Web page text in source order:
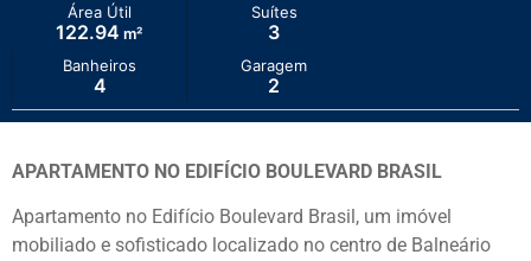
Área Útil
122.94 m²
Suítes
3
Banheiros
4
Garagem
2
APARTAMENTO NO EDIFÍCIO BOULEVARD BRASIL
Apartamento no Edifício Boulevard Brasil, um imóvel
mobiliado e sofisticado localizado no centro de Balneário